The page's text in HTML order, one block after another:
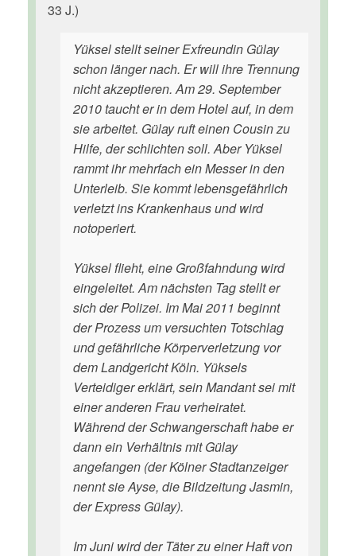
33 J.)
Yüksel stellt seiner Exfreundin Gülay
schon länger nach. Er will ihre Trennung
nicht akzeptieren. Am 29. September
2010 taucht er in dem Hotel auf, in dem
sie arbeitet. Gülay ruft einen Cousin zu
Hilfe, der schlichten soll. Aber Yüksel
rammt ihr mehrfach ein Messer in den
Unterleib. Sie kommt lebensgefährlich
verletzt ins Krankenhaus und wird
notoperiert.
Yüksel flieht, eine Großfahndung wird
eingeleitet. Am nächsten Tag stellt er
sich der Polizei. Im Mai 2011 beginnt
der Prozess um versuchten Totschlag
und gefährliche Körperverletzung vor
dem Landgericht Köln. Yüksels
Verteidiger erklärt, sein Mandant sei mit
einer anderen Frau verheiratet.
Während der Schwangerschaft habe er
dann ein Verhältnis mit Gülay
angefangen (der Kölner Stadtanzeiger
nennt sie Ayse, die Bildzeitung Jasmin,
der Express Gülay).
Im Juni wird der Täter zu einer Haft von